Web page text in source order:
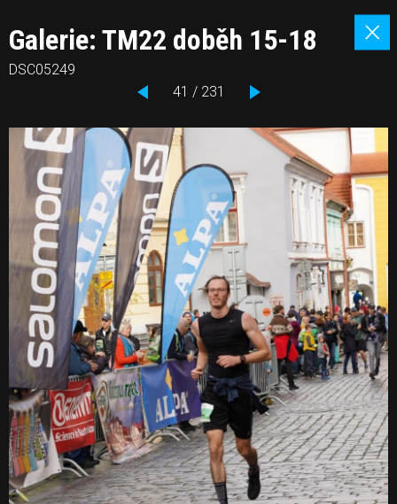
Galerie: TM22 doběh 15-18
DSC05249
41 / 231